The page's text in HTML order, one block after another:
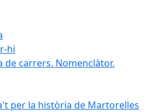
hi
de carrers. Nomenclàtor.
per la història de Martorelles